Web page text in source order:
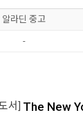
알라딘 중고
-
서] The New